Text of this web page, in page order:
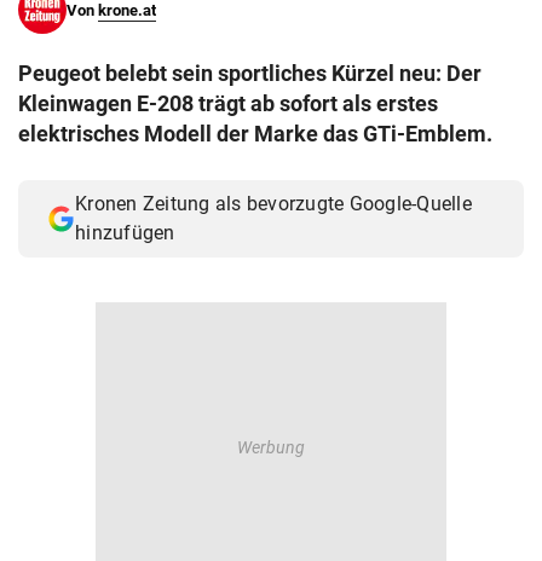
Von krone.at
Peugeot belebt sein sportliches Kürzel neu: Der
Kleinwagen E-208 trägt ab sofort als erstes
elektrisches Modell der Marke das GTi-Emblem.
Kronen Zeitung als bevorzugte Google-Quelle
hinzufügen